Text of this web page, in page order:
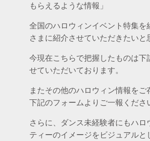
もらえるような情報」
全国のハロウィンイベント特集を
さまに紹介させていただきたいと
今現在こちらで把握したものは下
せていただいております。
またその他のハロウィン情報をご
下記のフォームよりご一報くださ
さらに、ダンス未経験者にもハロ
ティーのイメージをビジュアルと